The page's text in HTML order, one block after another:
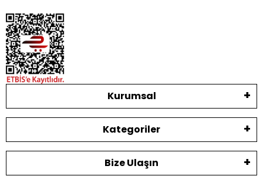
Kurumsal
Kategoriler
Bize Ulaşın